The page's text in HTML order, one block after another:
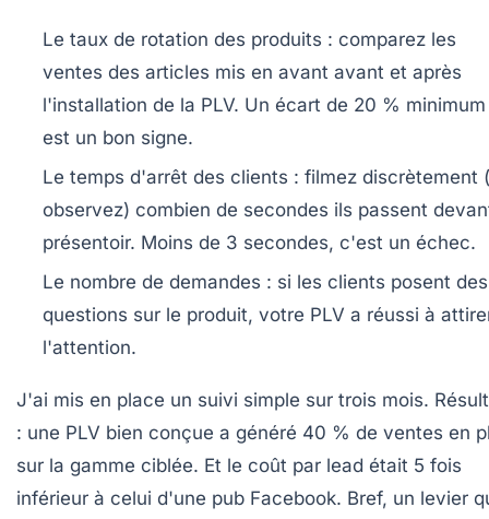
Le taux de rotation des produits : comparez les
ventes des articles mis en avant avant et après
l'installation de la PLV. Un écart de 20 % minimum
est un bon signe.
Le temps d'arrêt des clients : filmez discrètement
observez) combien de secondes ils passent
présentoir. Moins de 3 secondes, c'est un échec.
Le nombre de demandes : si les clients posent des
questions sur le produit, votre PLV a réussi à
l'attention.
J'ai mis en place un suivi simple sur trois mois.
: une PLV bien conçue a généré 40 % de ventes en
sur la gamme ciblée. Et le coût par lead était 5 fois
inférieur à celui d'une pub Facebook. Bref, un levier